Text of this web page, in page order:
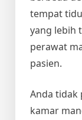
tempat
yang lebih
perawat
pasien.
Anda tidak
kamar